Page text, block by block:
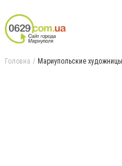
Головна Мариупольские